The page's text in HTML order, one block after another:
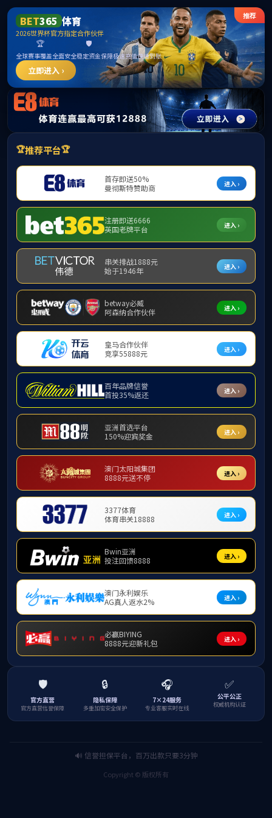
校友之窗
90周年院庆集锦
当前位置：首页>校友之窗>90周年院庆集锦 > 正文
488体育院庆祝福视频
来源：488体育 日期：2022-11-21 阅读：
视频-《梦想》